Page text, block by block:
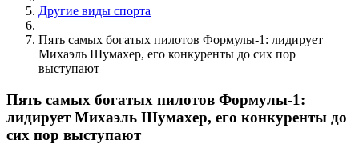
Другие виды спорта
Пять самых богатых пилотов Формулы-1: лидирует
Михаэль Шумахер, его конкуренты до сих пор
выступают
Пять самых богатых пилотов Формулы-1:
лидирует Михаэль Шумахер, его конкуренты до
сих пор выступают